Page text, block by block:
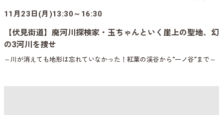
11月23日(月)13:30～16:30
【伏見街道】廃河川探検家・玉ちゃんといく崖上の聖地、幻
の3河川を捜せ
～川が消えても地形は忘れていなかった！紅葉の渓谷から“一ノ谷”まで～